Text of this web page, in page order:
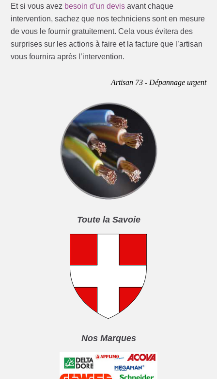
Et si vous avez besoin d’un devis avant chaque
intervention, sachez que nos techniciens sont en mesure
de vous le fournir gratuitement. Cela vous évitera des
surprises sur les actions à faire et la facture que l’artisan
vous fournira après l’intervention.
Artisan 73 - Dépannage urgent
Toute la Savoie
Nos Marques